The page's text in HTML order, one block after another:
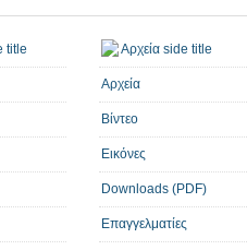
Αρχεία
Βίντεο
Εικόνες
Downloads (PDF)
Επαγγελματίες